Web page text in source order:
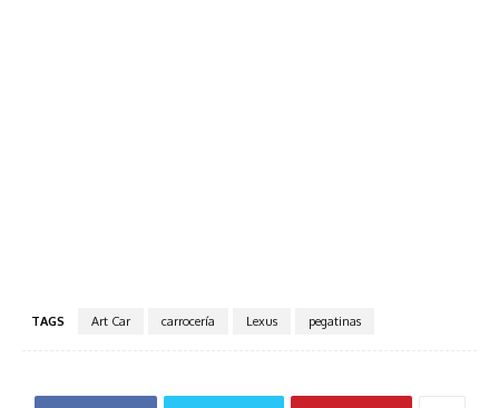
TAGS Art Car carrocería Lexus pegatinas